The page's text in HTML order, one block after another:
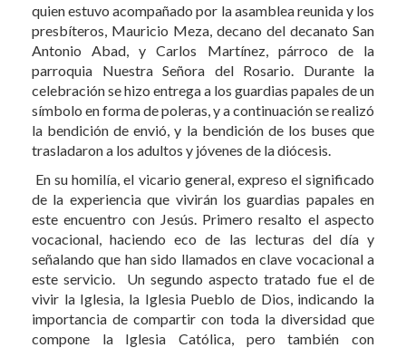
quien estuvo acompañado por la asamblea reunida y los
presbíteros, Mauricio Meza, decano del decanato San
Antonio Abad, y Carlos Martínez, párroco de la
parroquia Nuestra Señora del Rosario. Durante la
celebración se hizo entrega a los guardias papales de un
símbolo en forma de poleras, y a continuación se realizó
la bendición de envió, y la bendición de los buses que
trasladaron a los adultos y jóvenes de la diócesis.
En su homilía, el vicario general, expreso el significado
de la experiencia que vivirán los guardias papales en
este encuentro con Jesús. Primero resalto el aspecto
vocacional, haciendo eco de las lecturas del día y
señalando que han sido llamados en clave vocacional a
este servicio. Un segundo aspecto tratado fue el de
vivir la Iglesia, la Iglesia Pueblo de Dios, indicando la
importancia de compartir con toda la diversidad que
compone la Iglesia Católica, pero también con